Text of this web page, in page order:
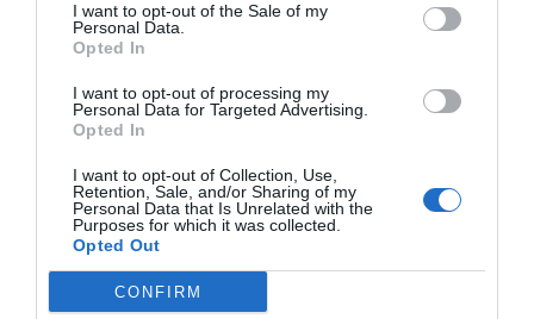
I want to opt-out of the Sale of my
Personal Data.
Opted In
I want to opt-out of processing my
Personal Data for Targeted Advertising.
Opted In
I want to opt-out of Collection, Use,
Retention, Sale, and/or Sharing of my
Personal Data that Is Unrelated with the
Purposes for which it was collected.
Opted Out
CONFIRM
2P
Añadir 2Playbook
de forma gratuita
Mantente informado con las últimas noticias de actualidad.
ACTIVAR AHORA
Compartir